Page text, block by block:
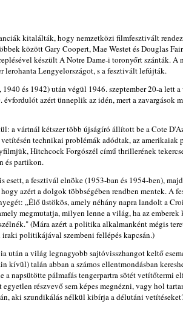
kitalálták, hogy nemzetközi filmfesztivált
között Gary Coopert, Mae Westet és Douglas
készült A Notre Dame-i toronyőrt szánták. A
Lengyelországot, s a fesztivált lefújták.
és 1942) után végül 1946. szeptember 20-a lett
azért ünneplik az idén, mert a zavargások
a vártnál kétszer több újságíró állított be a Cote
technikai problémák adódtak, az amerikaiak
Hitchcock Forgószél című thrillerének
és partikon.
esett, a fesztivál elnöke (1953-ban és 1954-ben),
azért a dolgok többségében rendben mentek. A
„Élő üstökös, amely néhány napra landolt a
megmutatja, milyen lenne a világ, ha az
(Mára azért a politika alkalmanként mégis
politikájával szembeni fellépés kapcsán.)
után a világ legnagyobb sajtóvisszhangot keltő
kívül) talán abban a számos ellentmondásban
napsütötte pálmafás tengerpartra sötét vetítőtermi
részvevő sem képes megnézni, vagy hol
aki szundikálás nélkül kibírja a délutáni